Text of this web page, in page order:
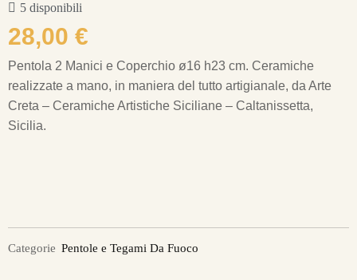
5 disponibili
28,00 €
Pentola 2 Manici e Coperchio ø16 h23 cm. Ceramiche
realizzate a mano, in maniera del tutto artigianale, da Arte
Creta – Ceramiche Artistiche Siciliane – Caltanissetta,
Sicilia.
Categorie Pentole e Tegami Da Fuoco